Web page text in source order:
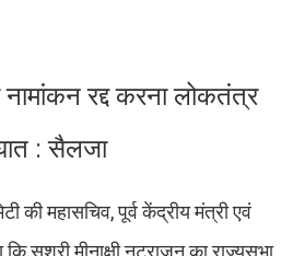
नामांकन रद्द करना लोकतंत्र
: सैलजा
की महासचिव, पूर्व केंद्रीय मंत्री एवं